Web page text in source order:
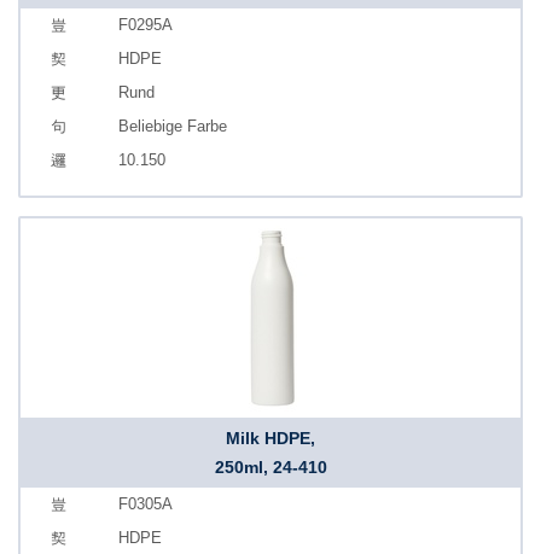
F0295A
HDPE
Rund
Beliebige Farbe
10.150
Milk HDPE,
250ml, 24-410
F0305A
HDPE